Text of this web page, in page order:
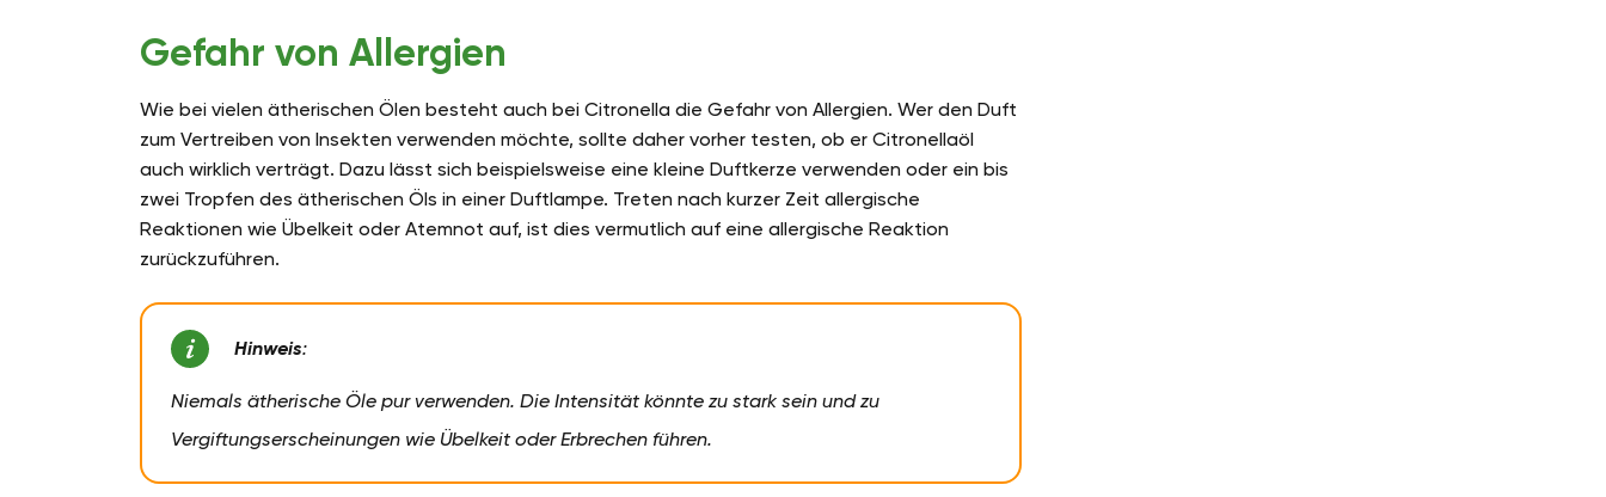
Gefahr von Allergien
Wie bei vielen ätherischen Ölen besteht auch bei Citronella die Gefahr von Allergien. Wer den Duft
zum Vertreiben von Insekten verwenden möchte, sollte daher vorher testen, ob er Citronellaöl
auch wirklich verträgt. Dazu lässt sich beispielsweise eine kleine Duftkerze verwenden oder ein bis
zwei Tropfen des ätherischen Öls in einer Duftlampe. Treten nach kurzer Zeit allergische
Reaktionen wie Übelkeit oder Atemnot auf, ist dies vermutlich auf eine allergische Reaktion
zurückzuführen.
Hinweis:
Niemals ätherische Öle pur verwenden. Die Intensität könnte zu stark sein und zu
Vergiftungserscheinungen wie Übelkeit oder Erbrechen führen.